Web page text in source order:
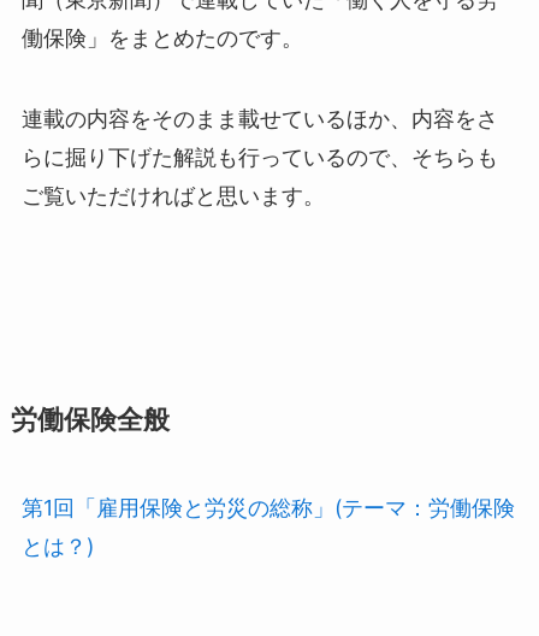
働保険」をまとめたのです。
連載の内容をそのまま載せているほか、内容をさ
らに掘り下げた解説も行っているので、そちらも
ご覧いただければと思います。
労働保険全般
第1回「雇用保険と労災の総称」(テーマ：労働保険
とは？)